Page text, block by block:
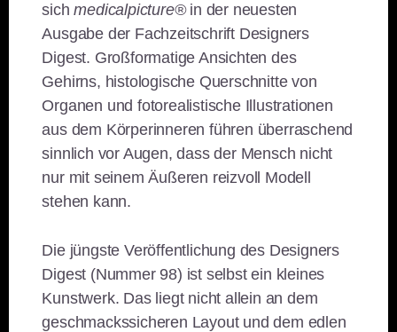
sichmedicalpicture®in der neuesten
Ausgabe der Fachzeitschrift Designers
Digest. Großformatige Ansichten des
Gehirns, histologische Querschnitte von
Organen und fotorealistische Illustrationen
aus dem Körperinneren führen überraschend
sinnlich vor Augen, dass der Mensch nicht
nur mit seinem Äußeren reizvoll Modell
stehen kann.
Die jüngste Veröffentlichung des Designers
Digest (Nummer 98) ist selbst ein kleines
Kunstwerk. Das liegt nicht allein an dem
geschmackssicheren Layout und dem edlen